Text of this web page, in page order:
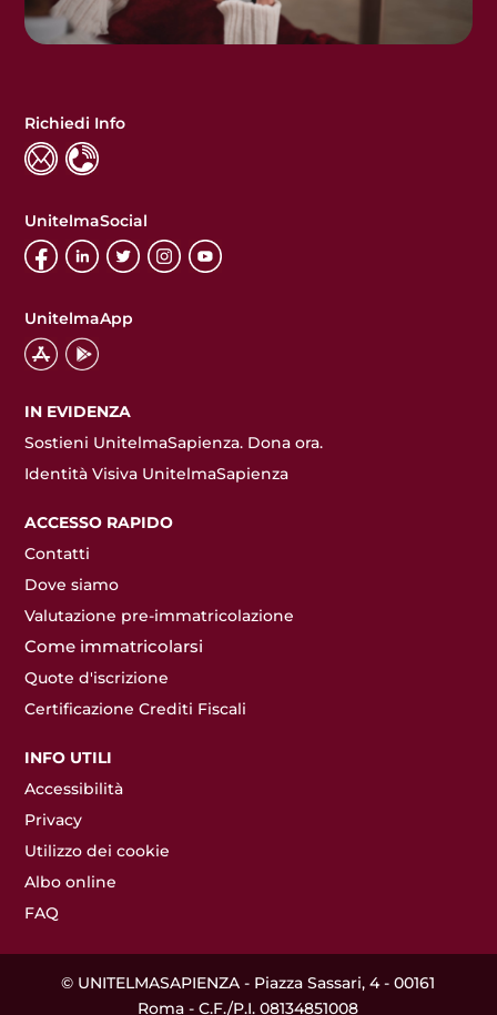
Richiedi Info
UnitelmaSocial
UnitelmaApp
IN EVIDENZA
Sostieni UnitelmaSapienza. Dona ora.
Identità Visiva UnitelmaSapienza
ACCESSO RAPIDO
Contatti
Dove siamo
Valutazione pre-immatricolazione
Come immatricolarsi
Quote d'iscrizione
Certificazione Crediti Fiscali
INFO UTILI
Accessibilità
Privacy
Utilizzo dei cookie
Albo online
FAQ
© UNITELMASAPIENZA - Piazza Sassari, 4 - 00161
Roma - C.F./P.I. 08134851008